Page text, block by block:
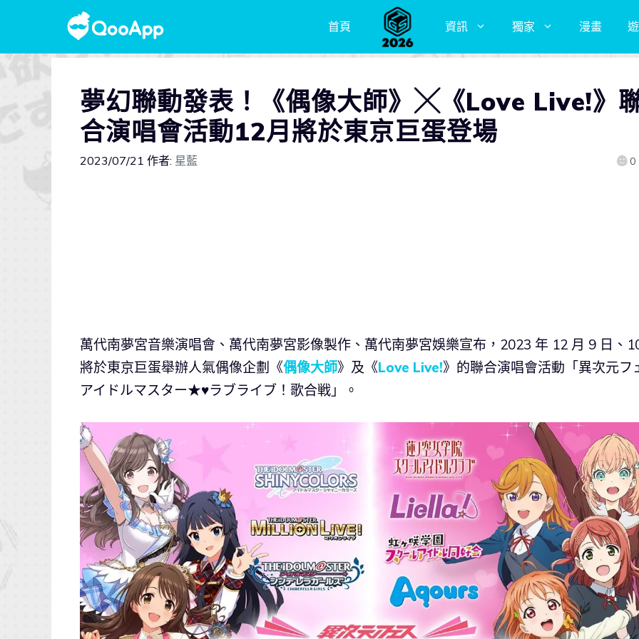
首頁 資訊 獨家 漫畫
夢幻聯動發表！《偶像大師》╳《Love Live!》
合演唱會活動12月將於東京巨蛋登場
2023/07/21 作者: 星藍 0
萬代南夢宮音樂演唱會、萬代南夢宮影像製作、萬代南夢宮娛樂宣布，2023 年 12 月 9 日、
將於東京巨蛋舉辦人氣偶像企劃《偶像大師》及《Love Live!》的聯合演唱會活動「異次元フ
アイドルマスター★♥ラブライブ！歌合戦」。